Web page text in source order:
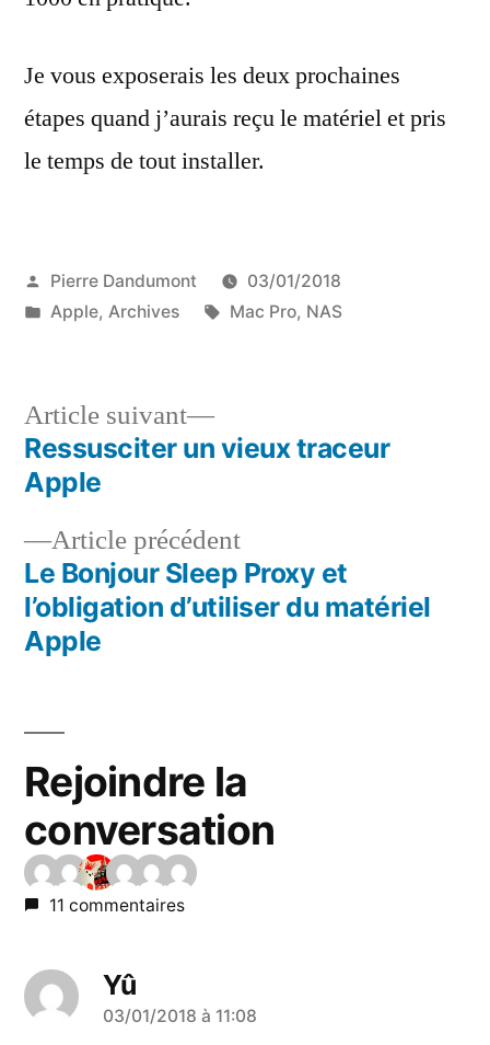
Je vous exposerais les deux prochaines
étapes quand j’aurais reçu le matériel et pris
le temps de tout installer.
Publié
par
Pierre Dandumont
03/01/2018
Publié
Apple, Archives Étiquettes :
Mac Pro, NAS
Navigation
l’article
Article précédentArticle
précédent :
Le Bonjour Sleep Proxy et
l’obligation d’utiliser du matériel
Apple
Article suivant
Article
suivant :
Ressusciter un vieux traceur
Apple
Rejoindre la
conversation
11 commentaires
Yû
a
03/01/2018 à 11:08